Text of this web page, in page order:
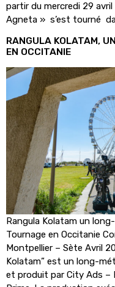
partir du mercredi 29 avril
Agneta » s’est tourné
RANGULA KOLATAM,
EN OCCITANIE
Rangula Kolatam un
Tournage en Occitanie
Montpellier – Sète Avril
Kolatam” est un long-
et produit par City Ads –